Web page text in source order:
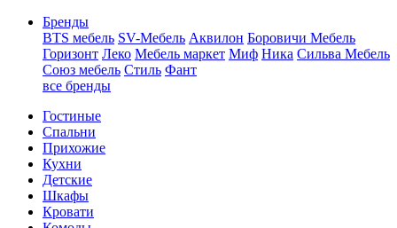
Бренды
BTS мебель SV-Мебель Аквилон Боровичи Мебель
Горизонт Леко Мебель маркет Миф Ника Сильва Мебель
Союз мебель Стиль Фант
все бренды
Гостиные
Спальни
Прихожие
Кухни
Детские
Шкафы
Кровати